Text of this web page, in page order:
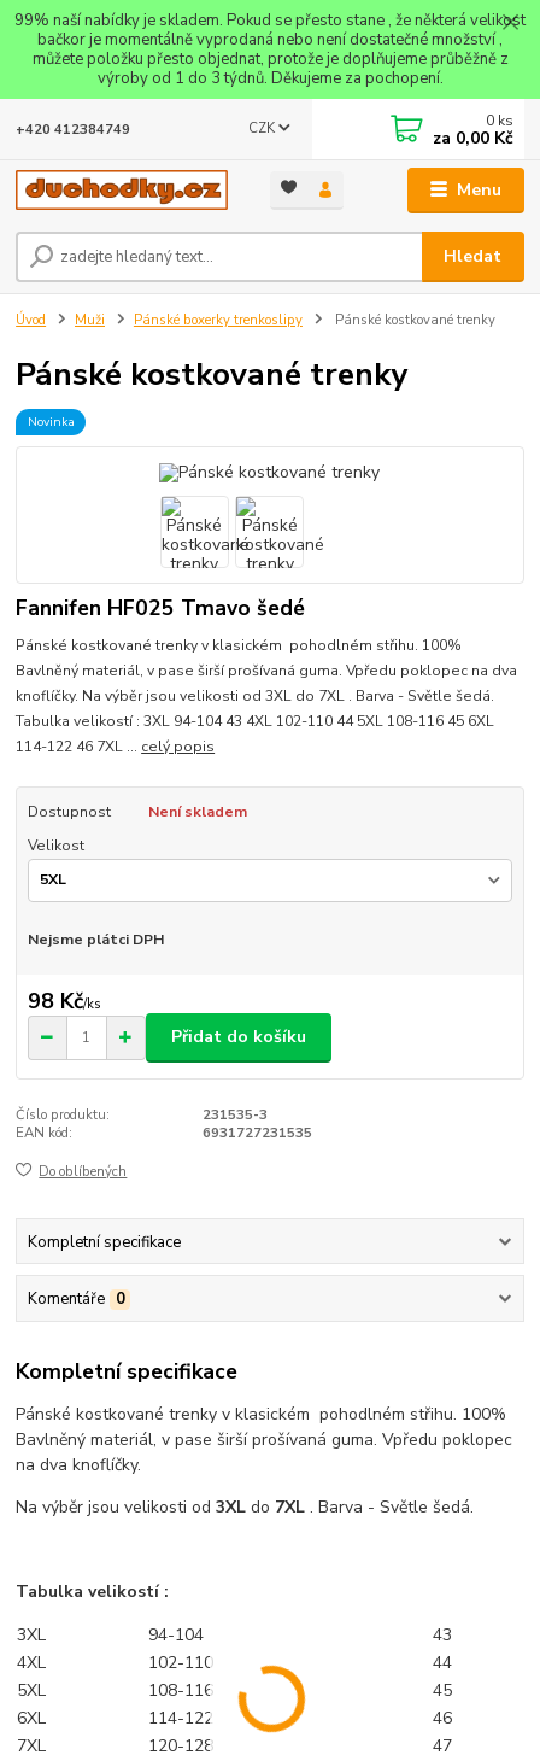
99% naší nabídky je skladem. Pokud se přesto stane , že některá velikost
bačkor je momentálně vyprodaná nebo není dostatečné množství ,
můžete položku přesto objednat, protože je doplňujeme průběžně z
výroby od 1 do 3 týdnů. Děkujeme za pochopení.
Menu
CZK
Hledat
+420 412384749 0 ks
za 0,00 Kč
Úvod Muži Pánské boxerky trenkoslipy Pánské kostkované trenky
Pánské kostkované trenky
Novinka
Fannifen HF025 Tmavo šedé
Pánské kostkované trenky v klasickém pohodlném střihu. 100%
Bavlněný materiál, v pase širší prošívaná guma. Vpředu poklopec na dva
knoflíčky. Na výběr jsou velikosti od 3XL do 7XL . Barva - Světle šedá.
Tabulka velikostí : 3XL 94-104 43 4XL 102-110 44 5XL 108-116 45 6XL
114-122 46 7XL ... celý popis
Dostupnost
Není skladem
Velikost
Nejsme plátci DPH
98 Kč/ks
Přidat do košíku
Číslo produktu:
231535-3
EAN kód:
6931727231535
Do oblíbených
Kompletní specifikace
Komentáře 0
Kompletní specifikace
Pánské kostkované trenky v klasickém pohodlném střihu. 100%
Bavlněný materiál, v pase širší prošívaná guma. Vpředu poklopec
na dva knoflíčky.
Na výběr jsou velikosti od3XL do 7XL . Barva - Světle šedá.
Tabulka velikostí :
3XL
94-104
43
4XL
102-110
44
5XL
108-116
45
6XL
114-122
46
7XL
120-128
47